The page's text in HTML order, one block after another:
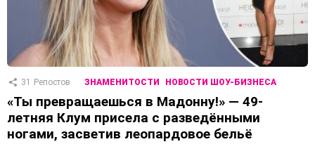
31 Репостов ЗНАМЕНИТОСТИ НОВОСТИ ШОУ-БИЗНЕСА
«Ты превращаешься в Мадонну!» — 49-
летняя Клум присела с разведёнными
ногами, засветив леопардовое бельё